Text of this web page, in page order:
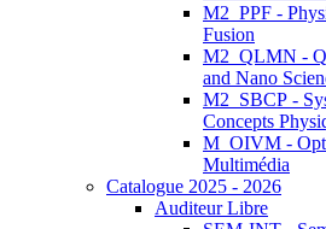
M2_PPF -
Fusion
M2_QLMN -
and Nano
M2_SBCP -
Concepts
M_OIVM -
Multimédia
Catalogue 2025 - 2026
Auditeur Libre